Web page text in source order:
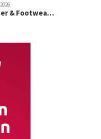
& Footwea…